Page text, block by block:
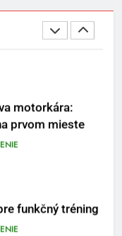
na prívetivú oázu
prvom mieste